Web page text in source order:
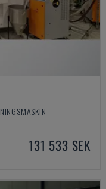
131 533 SEK